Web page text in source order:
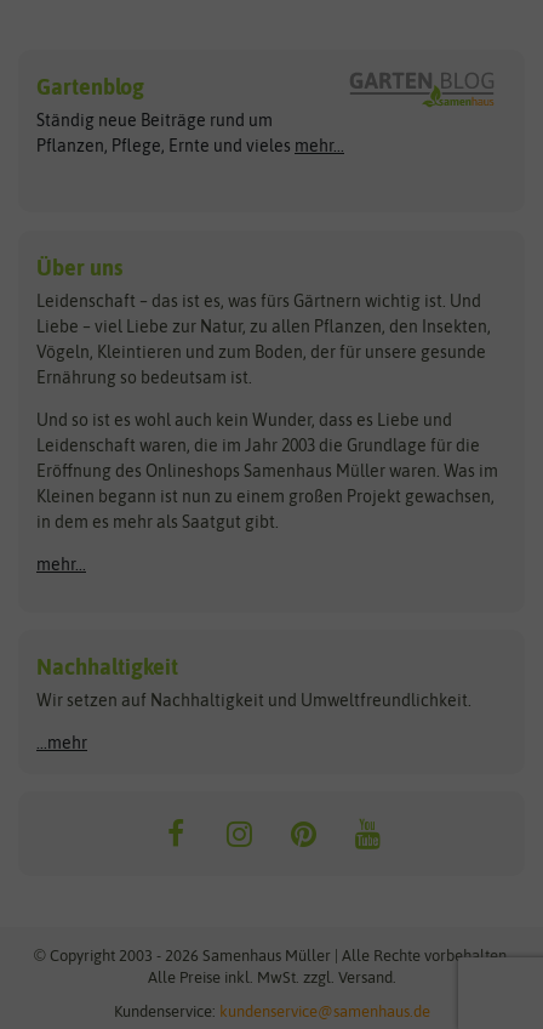
Exotische Samen
Gemüsesamen
Gründünger
Kräutersamen
Obstsamen
Pilzbrut
Rasensamen
Steckzwiebeln
Zimmer & Kübelpflanzen
Kataloge
Schnäppchen
Anzucht & Gartenzubehör
Anzuchtschalen
Heizmatte & Heizkabel
Kokos-Quelltabletten
Zimmergewächshaus
Maissamen
Paprikasamen
Arche Noah
ASB Greenworld
Benary
Bingenheimer Saatgut
Bionana
BIOWOL
Blumicorn
Bûten Birds
Carl Pabst
Clever Pots
COMPO
Dürr-Samen
Feldsaaten Freudenberger
Fertil
Flora Elite
Florissa
Flortis
Franchi Sementi
Greenline
Hortitops
JUB Holland
Küpper
Ladbrooke Soil Blockers
Gartenblog
Ständig neue Beiträge rund um
Pflanzen, Pflege, Ernte und vieles mehr...
Über uns
Leidenschaft – das ist es, was fürs Gärtnern wichtig ist. Und
Liebe – viel Liebe zur Natur, zu allen Pflanzen, den Insekten,
Vögeln, Kleintieren und zum Boden, der für unsere gesunde
Ernährung so bedeutsam ist.
Und so ist es wohl auch kein Wunder, dass es Liebe und
Leidenschaft waren, die im Jahr 2003 die Grundlage für die
Eröffnung des Onlineshops Samenhaus Müller waren. Was im
Kleinen begann ist nun zu einem großen Projekt gewachsen,
in dem es mehr als Saatgut gibt.
mehr...
Nachhaltigkeit
Wir setzen auf Nachhaltigkeit und Umweltfreundlichkeit.
...mehr
© Copyright 2003 - 2026 Samenhaus Müller | Alle Rechte vorbehalten.
Alle Preise inkl. MwSt. zzgl. Versand.
Kundenservice: kundenservice@samenhaus.de